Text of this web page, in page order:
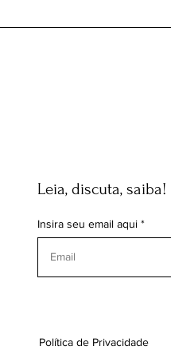
Leia, discuta, saiba!
Insira seu email aqui
Política de Privacidade